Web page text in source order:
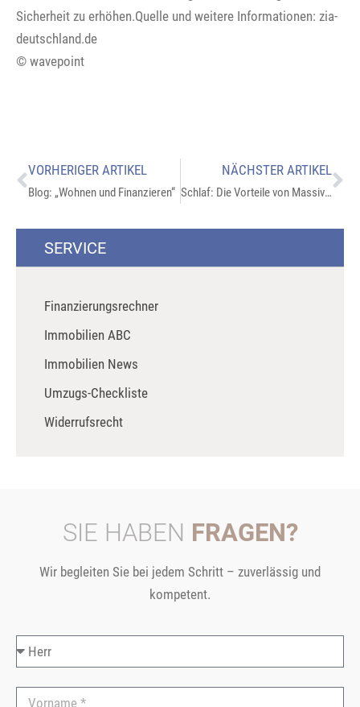
Sicherheit zu erhöhen.Quelle und weitere Informationen: zia-
deutschland.de
© wavepoint
VORHERIGER ARTIKEL
Blog: „Wohnen und Finanzieren“
NÄCHSTER ARTIKEL
Schlaf: Die Vorteile von Massivholzbetten
SERVICE
Finanzierungsrechner
Immobilien ABC
Immobilien News
Umzugs-Checkliste
Widerrufsrecht
SIE HABEN FRAGEN?
Wir begleiten Sie bei jedem Schritt – zuverlässig und
kompetent.